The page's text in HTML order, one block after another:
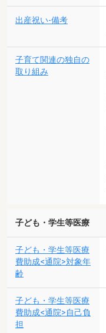
出産祝い-備考
子育て関連の独自の
取り組み
子ども・学生等医療
子ども・学生等医療
費助成<通院>対象年
齢
子ども・学生等医療
費助成<通院>自己負
担